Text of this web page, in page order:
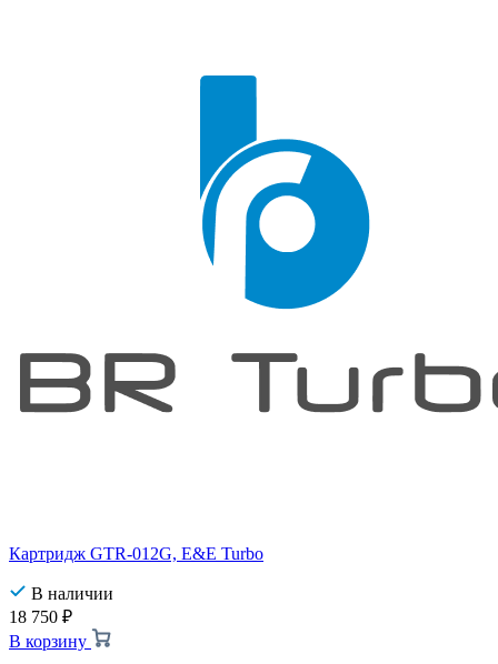
Картридж GTR-012G, E&E Turbo
В наличии
18 750 ₽
В корзину